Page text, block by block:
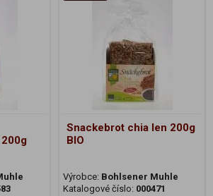
Snackebrot chia len 200g
BIO
Výrobce: Bohlsener Muhle
Katalogové číslo: 000471